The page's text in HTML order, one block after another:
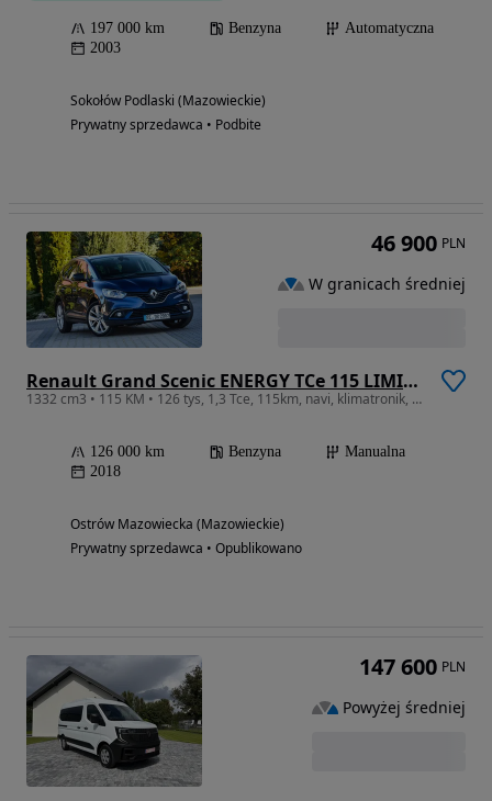
197 000 km Benzyna
Automatyczna
2003
Sokołów Podlaski (Mazowieckie)
Prywatny sprzedawca • Podbite
Renault Grand Scenic ENERGY TCe 115 LIMITED
1332 cm3 • 115 KM • 126 tys, 1,3 Tce, 115km, navi, klimatronik, 7 osób
126 000 km Benzyna
Manualna
2018
Ostrów Mazowiecka (Mazowieckie)
Prywatny sprzedawca • Opublikowano
46 900 PLN
W granicach średniej
147 600 PLN
Powyżej średniej